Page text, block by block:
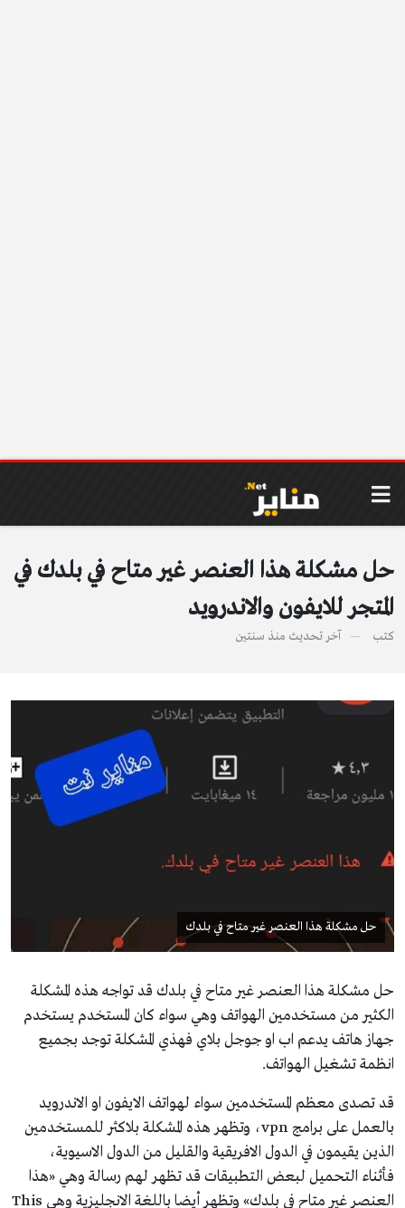
حل مشكلة هذا العنصر غير متاح في بلدك في
المتجر للايفون والاندرويد
كتب آخر تحديث منذ سنتين
حل مشكلة هذا العنصر غير متاح في بلدك
حل مشكلة هذا العنصر غير متاح في بلدك قد تواجه هذه المشكلة
الكثير من مستخدمين الهواتف وهي سواء كان المستخدم يستخدم
جهاز هاتف يدعم اب او جوجل بلاي فهذي المشكلة توجد بجميع
انظمة تشغيل الهواتف.
قد تصدى معظم المستخدمين سواء لهواتف الايفون او الاندرويد
بالعمل على برامج vpn، وتظهر هذه المشكلة بلاكثر للمستخدمين
الذين يقيمون في الدول الافريقية والقليل من الدول الاسيوية،
فأثناء التحميل لبعض التطبيقات قد تظهر لهم رسالة وهي «هذا
العنصر غير متاح في بلدك» وتظهر أيضا باللغة الانجليزية وهي This